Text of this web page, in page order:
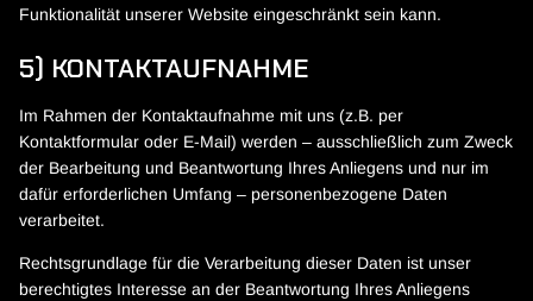
Funktionalität unserer Website eingeschränkt sein kann.
5) KONTAKTAUFNAHME
Im Rahmen der Kontaktaufnahme mit uns (z.B. per
Kontaktformular oder E-Mail) werden – ausschließlich zum Zweck
der Bearbeitung und Beantwortung Ihres Anliegens und nur im
dafür erforderlichen Umfang – personenbezogene Daten
verarbeitet.
Rechtsgrundlage für die Verarbeitung dieser Daten ist unser
berechtigtes Interesse an der Beantwortung Ihres Anliegens